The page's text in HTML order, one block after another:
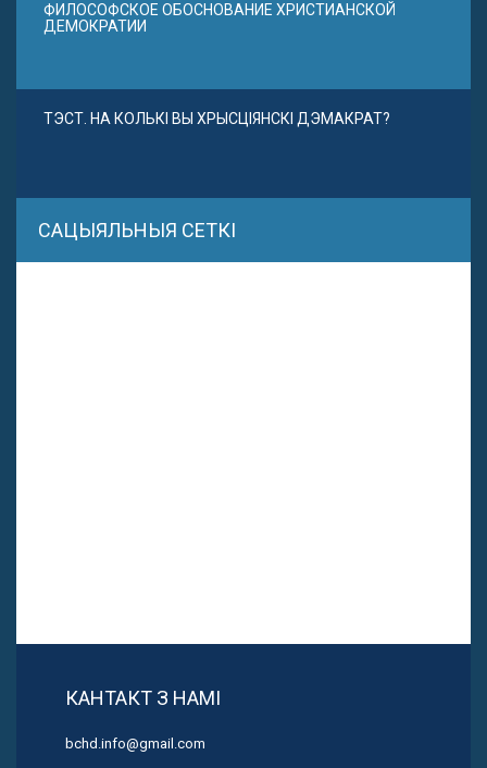
ФИЛОСОФСКОЕ ОБОСНОВАНИЕ ХРИСТИАНСКОЙ
ДЕМОКРАТИИ
ТЭСТ. НА КОЛЬКІ ВЫ ХРЫСЦІЯНСКІ ДЭМАКРАТ?
САЦЫЯЛЬНЫЯ СЕТКІ
КАНТАКТ З НАМІ
bchd.info@gmail.com